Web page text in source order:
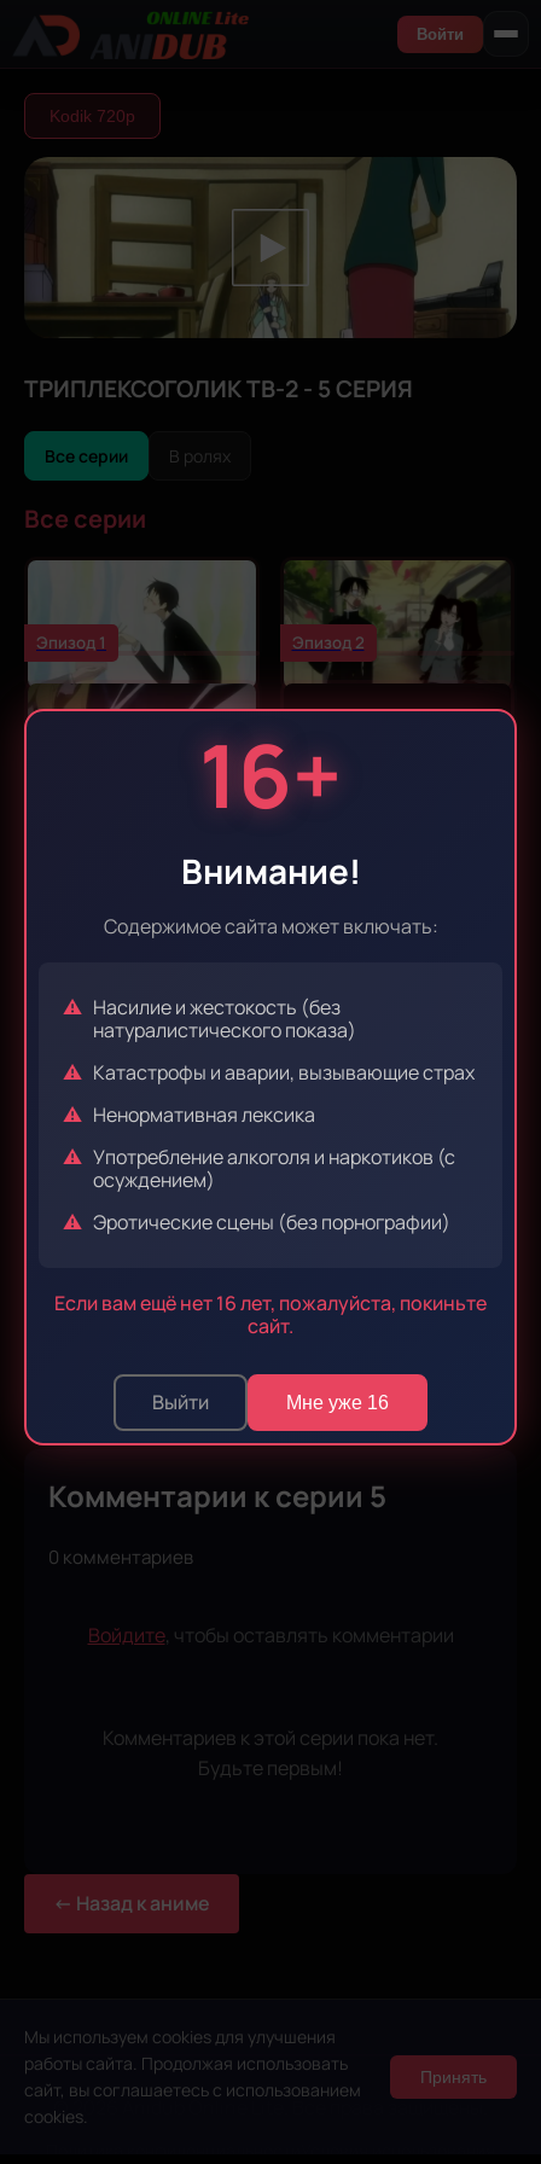
16+
Внимание!
Содержимое сайта может включать:
Насилие и жестокость (без
натуралистического показа)
Катастрофы и аварии, вызывающие страх
Ненормативная лексика
Употребление алкоголя и наркотиков (с
осуждением)
Эротические сцены (без порнографии)
Если вам ещё нет 16 лет, пожалуйста, покиньте
сайт.
Выйти Мне уже 16
Мы используем cookies для улучшения
работы сайта. Продолжая использовать
сайт, вы соглашаетесь с использованием
cookies.
Принять
Войти
Kodik 720р
ТРИПЛЕКСОГОЛИК ТВ-2 - 5 СЕРИЯ
Все серии В ролях
Все серии
Эпизод 1 Эпизод 2
Эпизод 6
Эпизод 7 Эпизод 8
Эпизод 13
Комментарии к серии 5
0 комментариев
Войдите, чтобы оставлять комментарии
Комментариев к этой серии пока нет.
Будьте первым!
← Назад к аниме
© 2026 Anidub Online Lite. Все права защищены.